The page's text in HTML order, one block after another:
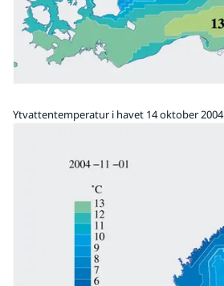
Ytvattentemperatur i havet 14 oktober 2004